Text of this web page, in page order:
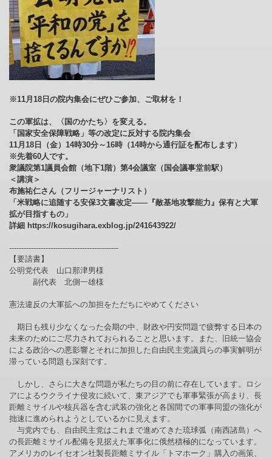
※11月18日の院内集会にぜひご参加、ご取材を！
この軍拡は、〈国のかたち〉を変える。
「国家安全保障戦略」等の改定に反対する院内集会
11月18日（金）14時30分～16時（14時から通行証を配布します）
※先着60人です。
衆議院第1議員会館（地下1階）第4会議室（国会議事堂前駅）
＜講演＞
布施祐仁さん（フリージャーナリスト）
「米戦略に追随する安保3文書改定――『敵基地攻撃能力』保有と大軍
拡が目指すもの」
詳細 https://kosugihara.exblog.jp/241643922/
---------------------------------------------
【要請書】
公明党代表 山口那津男様
副代表 北側一雄様
憲法違反の大軍拡への加担をただちにやめてください
期日も残り少なくなった会期の中、財政や円安問題で疲弊する日本の
未来のためにご尽力されておられることと思います。また、旧統一協会
による政治への悪影響とそれに加担した自由民主党議員らの事実解明が
滞っている問題も深刻です。
しかし、さらに大きな問題が私たちの目の前に存在しています。ロシ
アによるウクライナ侵攻に続いて、東アジアでも軍事緊張が高まり、長
距離ミサイルや核兵器を含む武装の強化と各国間での軍事同盟の強化が
拙速に進められようとしているかに見えます。
与党内でも、自由民主党はこれまで進めてきた琉球弧（南西諸島）へ
の長距離ミサイル配備を見据えた軍事化に俄然積極的になっています。
アメリカのレイセオン社製長距離ミサイル「トマホーク」購入の画策、